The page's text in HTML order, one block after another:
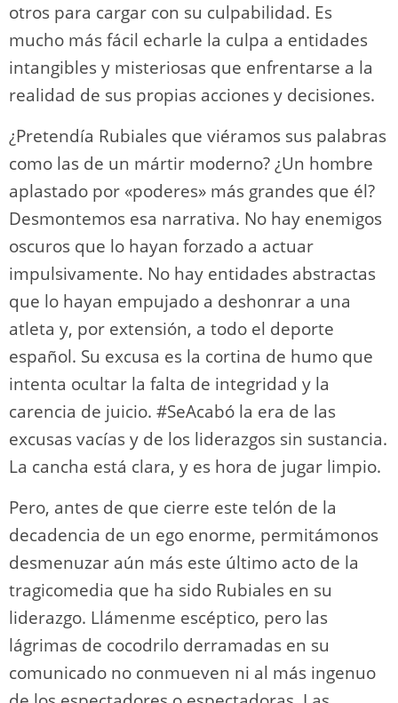
otros para cargar con su culpabilidad. Es
mucho más fácil echarle la culpa a entidades
intangibles y misteriosas que enfrentarse a la
realidad de sus propias acciones y decisiones.
¿Pretendía Rubiales que viéramos sus palabras
como las de un mártir moderno? ¿Un hombre
aplastado por «poderes» más grandes que él?
Desmontemos esa narrativa. No hay enemigos
oscuros que lo hayan forzado a actuar
impulsivamente. No hay entidades abstractas
que lo hayan empujado a deshonrar a una
atleta y, por extensión, a todo el deporte
español. Su excusa es la cortina de humo que
intenta ocultar la falta de integridad y la
carencia de juicio. #SeAcabó la era de las
excusas vacías y de los liderazgos sin sustancia.
La cancha está clara, y es hora de jugar limpio.
Pero, antes de que cierre este telón de la
decadencia de un ego enorme, permitámonos
desmenuzar aún más este último acto de la
tragicomedia que ha sido Rubiales en su
liderazgo. Llámenme escéptico, pero las
lágrimas de cocodrilo derramadas en su
comunicado no conmueven ni al más ingenuo